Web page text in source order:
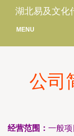
湖北易及文化
MENU
公司
经营范围： 一般